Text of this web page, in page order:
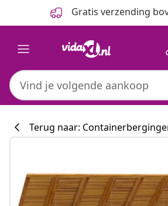
Gratis verzending
Terug naar: